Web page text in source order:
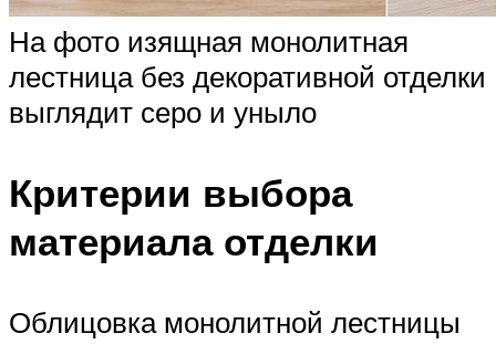
На фото изящная монолитная
лестница без декоративной отделки
выглядит серо и уныло
Критерии выбора
материала отделки
Облицовка монолитной лестницы